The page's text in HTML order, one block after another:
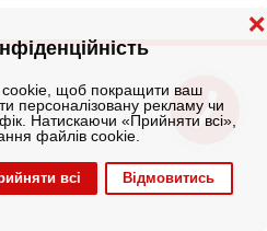
щоб покращити ваш
персоналізовану рекламу чи
Натискаючи «Прийняти всі»,
файлів cookie.
всі Відмовитись
❌